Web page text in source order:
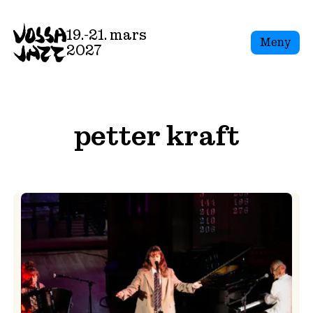
to
content
19.-21. mars
2027
Meny
petter kraft